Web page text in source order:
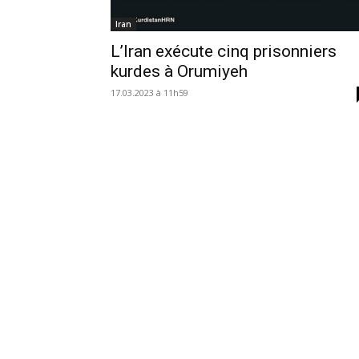
Iran
L’Iran exécute cinq prisonniers
kurdes à Orumiyeh
17.03.2023 à 11h59